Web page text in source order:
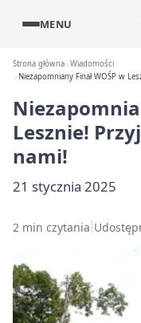
MENU
Strona główna Wiadomości
Niezapomniany Finał WOŚP w
Lesznie!
nami!
21 stycznia 2025
2 min czytania